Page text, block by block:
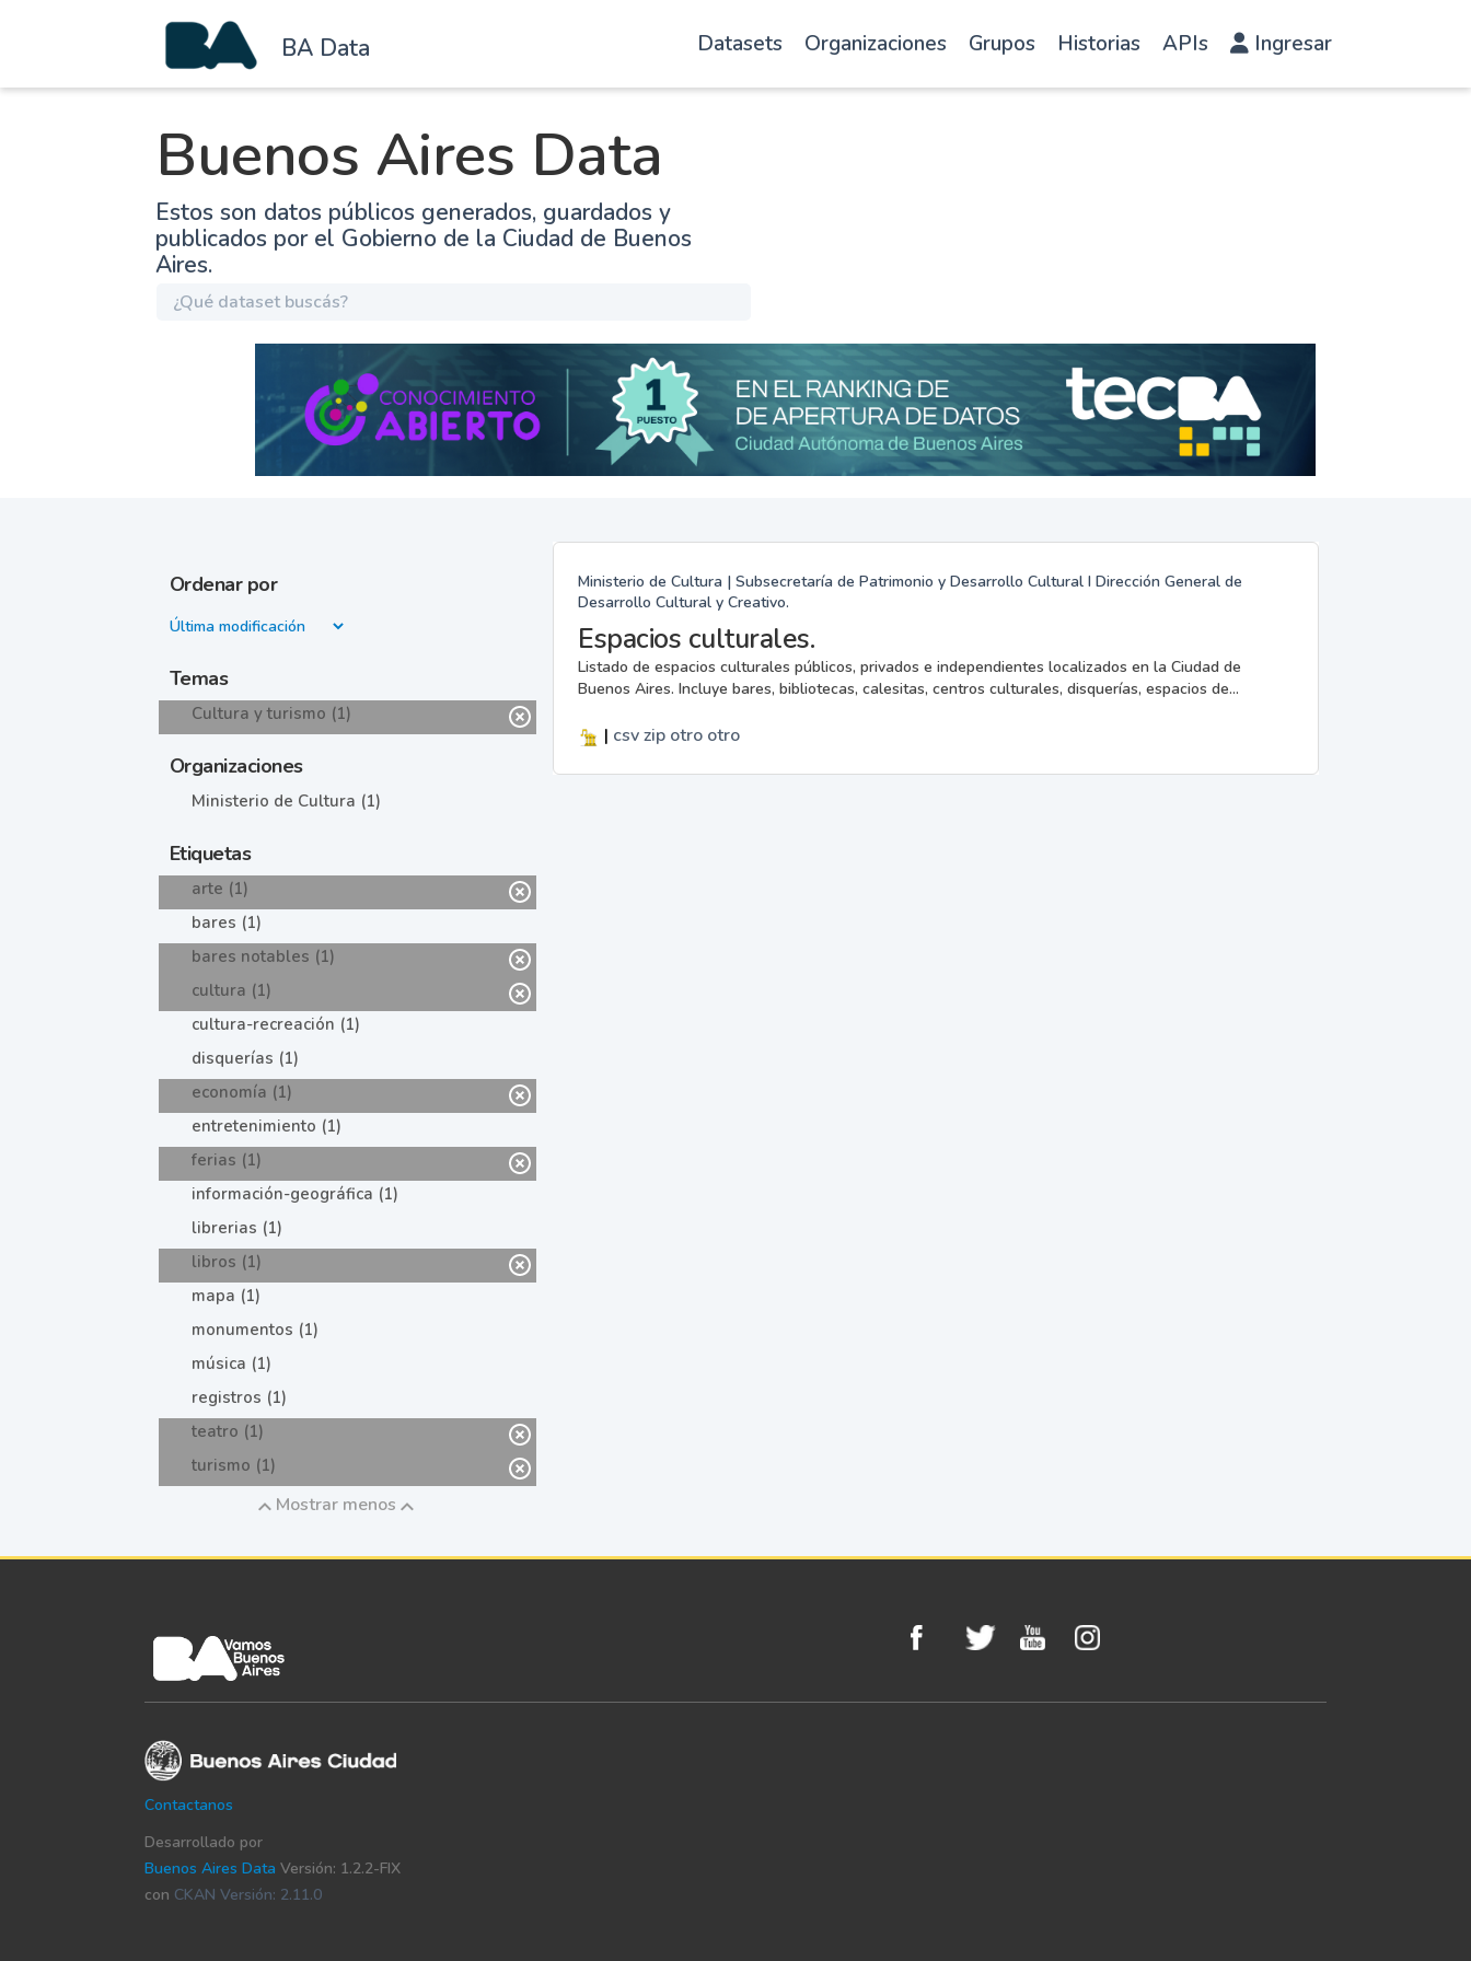
BA Data Datasets Organizaciones Grupos Historias APIs Ingresar
Buenos Aires Data
Estos son datos públicos generados, guardados y
publicados por el Gobierno de la Ciudad de Buenos
Aires.
Ordenar por
Temas
Cultura y turismo (1)
Organizaciones
Ministerio de Cultura (1)
Etiquetas
arte (1)
bares (1)
bares notables (1)
cultura (1)
cultura-recreación (1)
disquerías (1)
economía (1)
entretenimiento (1)
ferias (1)
información-geográfica (1)
librerias (1)
libros (1)
mapa (1)
monumentos (1)
música (1)
registros (1)
teatro (1)
turismo (1)
Mostrar menos
Ministerio de Cultura | Subsecretaría de Patrimonio y Desarrollo Cultural I Dirección General de
Desarrollo Cultural y Creativo.
Espacios culturales.
Listado de espacios culturales públicos, privados e independientes localizados en la Ciudad de
Buenos Aires. Incluye bares, bibliotecas, calesitas, centros culturales, disquerías, espacios de...
| csvzip otro otro
Contactanos
Desarrollado por
Buenos Aires Data Versión: 1.2.2-FIX
con CKAN Versión: 2.11.0